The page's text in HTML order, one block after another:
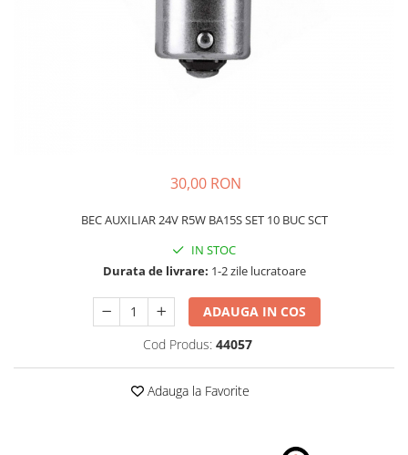
Alte Butoane/Comutatoare
Accesorii Interior Auto
Tavite Portbagaj Dedicate
30,00 RON
BEC AUXILIAR 24V R5W BA15S SET 10 BUC SCT
IN STOC
Durata de livrare: 1-2 zile lucratoare
ADAUGA IN COS
Cod Produs: 44057
Adauga la Favorite